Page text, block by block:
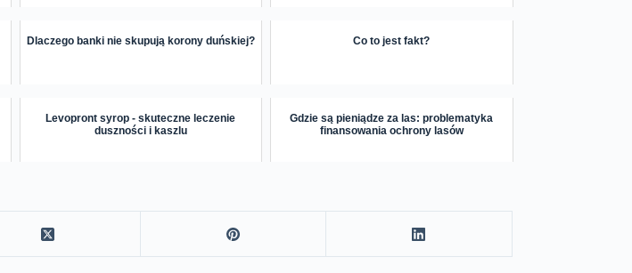
Dlaczego banki nie skupują korony duńskiej? Co to jest fakt?
Levopront syrop - skuteczne leczenie
duszności i kaszlu
Gdzie są pieniądze za las: problematyka
finansowania ochrony lasów